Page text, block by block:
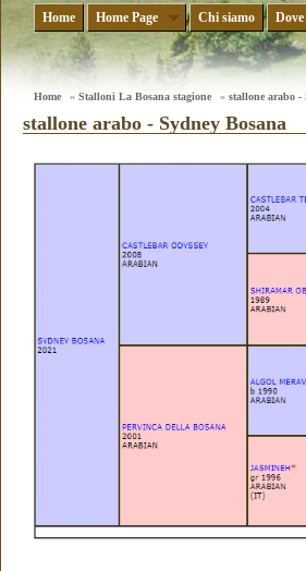
Home Home Page Chi siamo
Home » Stalloni La Bosana stagione » stallone arabo -
stallone arabo - Sydney Bosana